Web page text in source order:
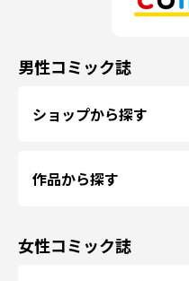
男性コミック誌
ショップから探す
作品から探す
女性コミック誌